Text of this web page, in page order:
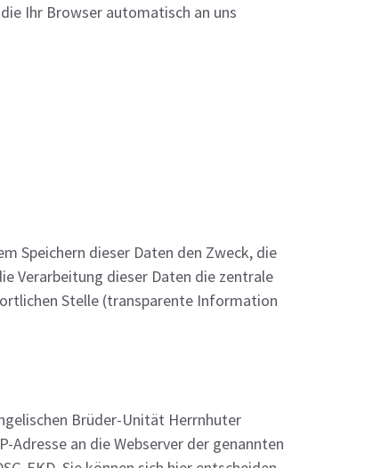
Ihr Browser automatisch an uns
Speichern dieser Daten den Zweck, die
Verarbeitung dieser Daten die zentrale
Stelle (transparente Information
Brüder-Unität Herrnhuter
an die Webserver der genannten